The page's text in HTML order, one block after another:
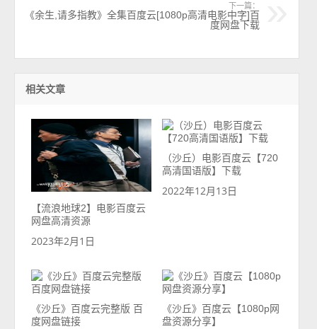
下一篇：
《余生,请多指教》全集百度云[1080p高清电影中字]百
度网盘下载
相关文章
【流浪地球2】电影百度云
网盘高清资源
2023年2月1日
（沙丘）电影百度云【720
高清国语版】下载
2022年12月13日
《沙丘》百度云完整版 百
度网盘链接
《沙丘》百度云【1080p网
盘资源分享】